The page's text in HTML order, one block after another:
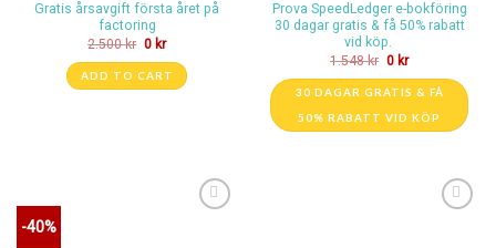
Gratis årsavgift första året på
factoring
2.500kr 0 kr
ADD TO CART
Prova SpeedLedger e-bokföring
30 dagar gratis & få 50% rabatt
vid köp.
1.548kr 0 kr
30 DAGAR GRATIS & FÅ
50% RABATT VID KÖP
-40%